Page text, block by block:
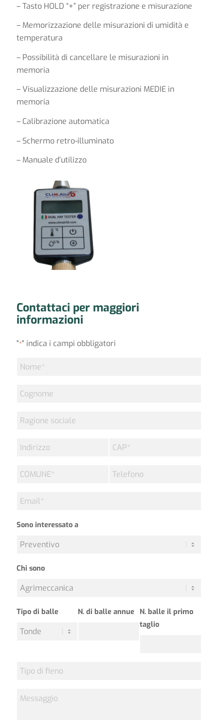
– Tasto HOLD “+” per registrazione e misurazione
– Memorizzazione delle misurazioni di umidità e
temperatura
– Possibilità di cancellare le misurazioni in
memoria
– Visualizzazione delle misurazioni MEDIE in
memoria
– Calibrazione automatica
– Schermo retro-illuminato
– Manuale d’utilizzo
Contattaci per maggiori
informazioni
"*" indica i campi obbligatori
Nome
Cognome
Ragione
Indirizzo
CAP
COMUNE Telefono
Email
Sono interessato a
Chi sono
Tipo di balle N. di balle annue N. balle il primo
taglio
Tipo
Messaggio